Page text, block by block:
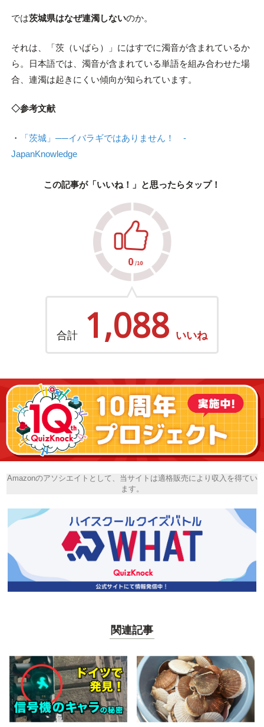
では茨城県はなぜ連濁しないのか。
それは、「茨（いばら）」にはすでに濁音が含まれているか
ら。日本語では、濁音が含まれている単語を組み合わせた場
合、連濁は起きにくい傾向が知られています。
◇参考文献
・
「茨城」──イバラギではありません！ -
JapanKnowledge
この記事が「いいね！」と思ったらタップ！
合計 1,088 いいね
Amazonのアソシエイトとして、当サイトは適格販売により収入を得てい
ます。
関連記事